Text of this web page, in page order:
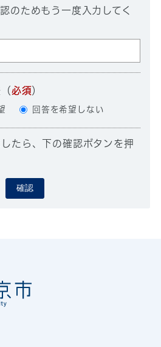
のためもう一度入力してく
（必須）
回答を希望しない
たら、下の確認ボタンを押
確認